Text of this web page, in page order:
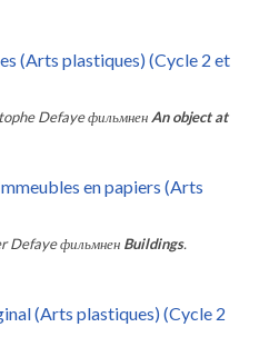
(Arts plastiques) (Cycle 2 et
Defayeфильмнен An object at
en papiers (Arts
Defayeфильмнен Buildings.
(Arts plastiques) (Cycle 2